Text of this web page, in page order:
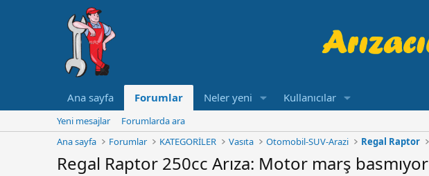
Ana sayfa Forumlar Neler yeni Kullanıcılar
Yeni mesajlar
Forumlarda ara
Ana sayfa
Forumlar KATEGORİLER Vasıta Otomobil-SUV-Arazi Regal Raptor
Regal Raptor 250cc Arıza: Motor marş basmıyor